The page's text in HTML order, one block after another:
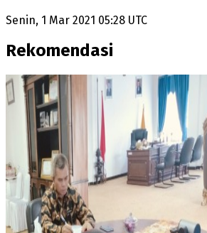
Senin, 1 Mar 2021 05:28 UTC
Rekomendasi